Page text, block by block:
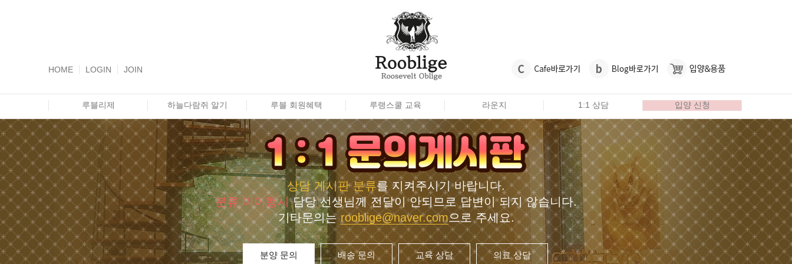
HOME LOGIN JOIN
루블리제 하늘다람쥐 알기 루블 회원혜택 루랭스쿨 교육 라운지 1:1 상담 입양 신청
상담 게시판 분류를 지켜주시기 바랍니다.
분류 미이행시담당 선생님께 전달이 안되므로 답변이 되지 않습니다.
기타문의는rooblige@naver.com으로 주세요.
분양 문의 배송 문의 교육 상담 의료 상담